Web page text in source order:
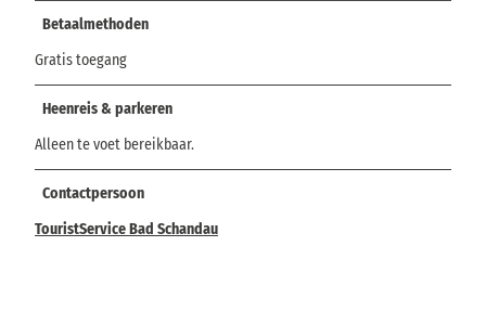
Betaalmethoden
Gratis toegang
Heenreis & parkeren
Alleen te voet bereikbaar.
Contactpersoon
TouristService Bad Schandau